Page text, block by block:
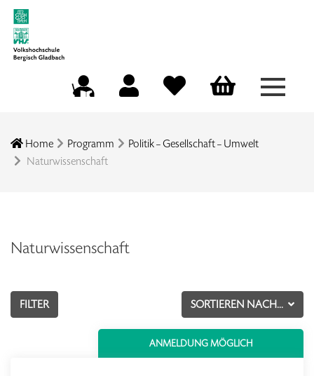
Menü
Home Programm
Politik – Gesellschaft – Umwelt
Naturwissenschaft
Naturwissenschaft
SORTIEREN NACH...
FILTER
ANMELDUNG MÖGLICH